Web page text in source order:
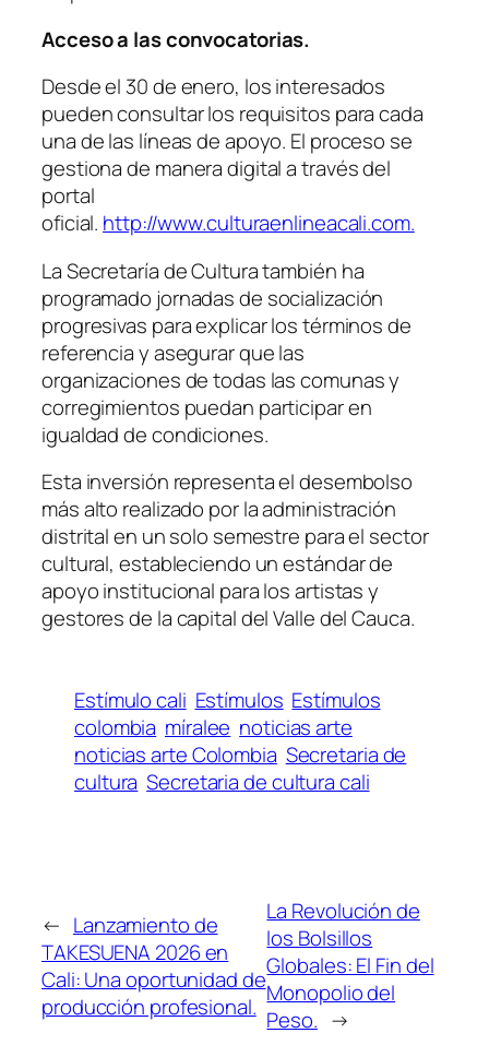
Acceso a las convocatorias.
Desde el 30 de enero, los interesados
pueden consultar los requisitos para cada
una de las líneas de apoyo. El proceso se
gestiona de manera digital a través del
portal
oficial. http://www.culturaenlineacali.com.
La Secretaría de Cultura también ha
programado jornadas de socialización
progresivas para explicar los términos de
referencia y asegurar que las
organizaciones de todas las comunas y
corregimientos puedan participar en
igualdad de condiciones.
Esta inversión representa el desembolso
más alto realizado por la administración
distrital en un solo semestre para el sector
cultural, estableciendo un estándar de
apoyo institucional para los artistas y
gestores de la capital del Valle del Cauca.
Estímulo cali Estímulos Estímulos
colombia míralee noticias arte
noticias arte Colombia Secretaria de
cultura Secretaria de cultura cali
← Lanzamiento de
TAKESUENA 2026 en
Cali: Una oportunidad de
producción profesional.
La Revolución de
los Bolsillos
Globales: El Fin del
Monopolio del
Peso. →